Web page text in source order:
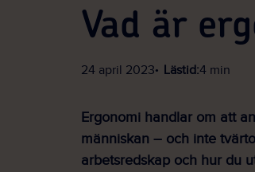
Vad är
24 april 2023 Lästid:4 min
Ergonomi handlar om att
människan – och inte
arbetsredskap och hur du